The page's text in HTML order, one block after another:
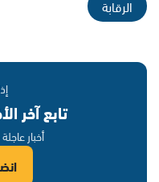
الرقابة
تابع آخر
أخبار